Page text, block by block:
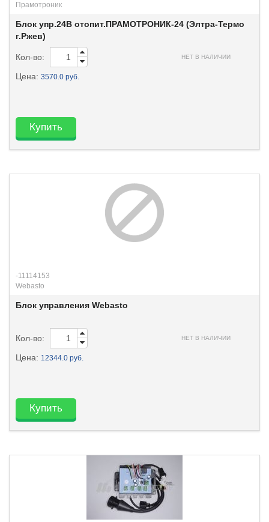
Прамотроник
Блок упр.24В отопит.ПРАМОТРОНИК-24 (Элтра-Термо
г.Ржев)
Кол-во: НЕТ В НАЛИЧИИ
Цена: 3570.0 руб.
Купить
-11114153
Webasto
Блок управления Webasto
Кол-во: НЕТ В НАЛИЧИИ
Цена: 12344.0 руб.
Купить